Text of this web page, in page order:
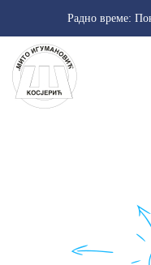
Радно време: